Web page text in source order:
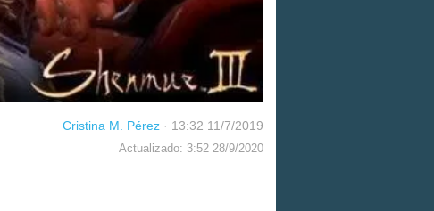
Cristina M. Pérez · 13:32 11/7/2019
Actualizado: 3:52 28/9/2020